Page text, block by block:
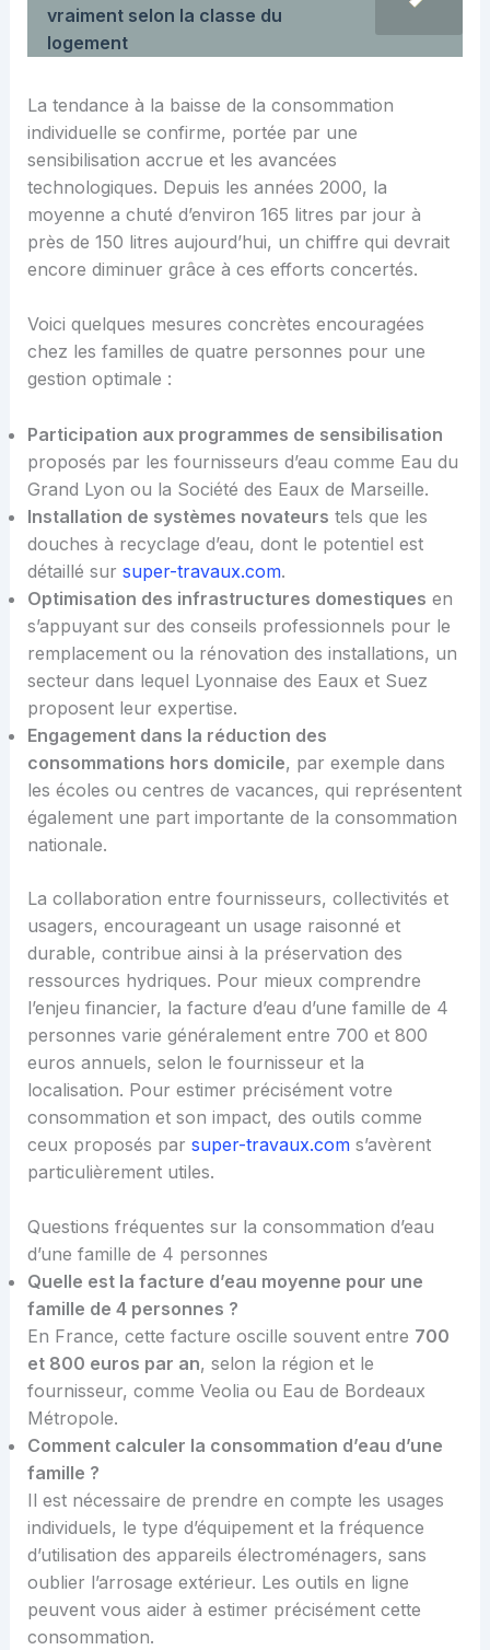
vraiment selon la classe du
logement
La tendance à la baisse de la consommation
individuelle se confirme, portée par une
sensibilisation accrue et les avancées
technologiques. Depuis les années 2000, la
moyenne a chuté d’environ 165 litres par jour à
près de 150 litres aujourd’hui, un chiffre qui devrait
encore diminuer grâce à ces efforts concertés.
Voici quelques mesures concrètes encouragées
chez les familles de quatre personnes pour une
gestion optimale :
Participation aux programmes de sensibilisation
proposés par les fournisseurs d’eau comme Eau du
Grand Lyon ou la Société des Eaux de Marseille.
Installation de systèmes novateurs tels que les
douches à recyclage d’eau, dont le potentiel est
détaillé sur super-travaux.com.
Optimisation des infrastructures domestiques en
s’appuyant sur des conseils professionnels pour le
remplacement ou la rénovation des installations, un
secteur dans lequel Lyonnaise des Eaux et Suez
proposent leur expertise.
Engagement dans la réduction des
consommations hors domicile, par exemple dans
les écoles ou centres de vacances, qui représentent
également une part importante de la consommation
nationale.
La collaboration entre fournisseurs, collectivités et
usagers, encourageant un usage raisonné et
durable, contribue ainsi à la préservation des
ressources hydriques. Pour mieux comprendre
l’enjeu financier, la facture d’eau d’une famille de 4
personnes varie généralement entre 700 et 800
euros annuels, selon le fournisseur et la
localisation. Pour estimer précisément votre
consommation et son impact, des outils comme
ceux proposés par super-travaux.coms’avèrent
particulièrement utiles.
Questions fréquentes sur la consommation d’eau
d’une famille de 4 personnes
Quelle est la facture d’eau moyenne pour une
famille de 4 personnes ?
En France, cette facture oscille souvent entre 700
et 800 euros par an, selon la région et le
fournisseur, comme Veolia ou Eau de Bordeaux
Métropole.
Comment calculer la consommation d’eau d’une
famille ?
Il est nécessaire de prendre en compte les usages
individuels, le type d’équipement et la fréquence
d’utilisation des appareils électroménagers, sans
oublier l’arrosage extérieur. Les outils en ligne
peuvent vous aider à estimer précisément cette
consommation.